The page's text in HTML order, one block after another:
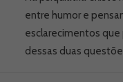
entre humor e
esclarecimentos
dessas duas